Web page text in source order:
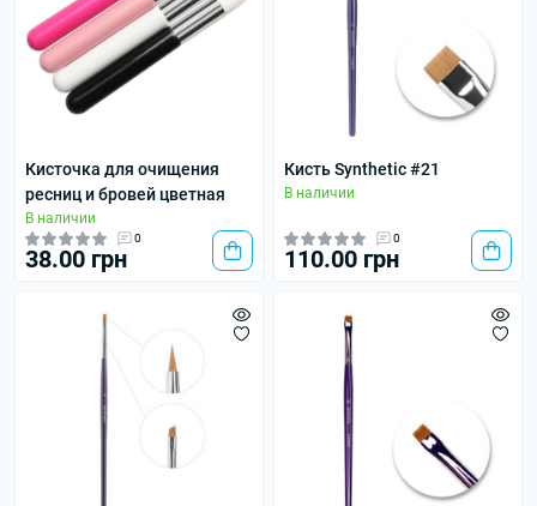
Кисточка для очищения
ресниц и бровей цветная
В наличии
0
38.00 грн
Кисть Synthetic #21
В наличии
0
110.00 грн